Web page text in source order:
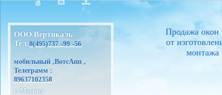
ООО Вертикаль
Тел:8(495)737 -99 -56
мобильный ,ВотсАпп ,
Телеграмм :
89637102358
г. Москва
Продажа
от
монтажа